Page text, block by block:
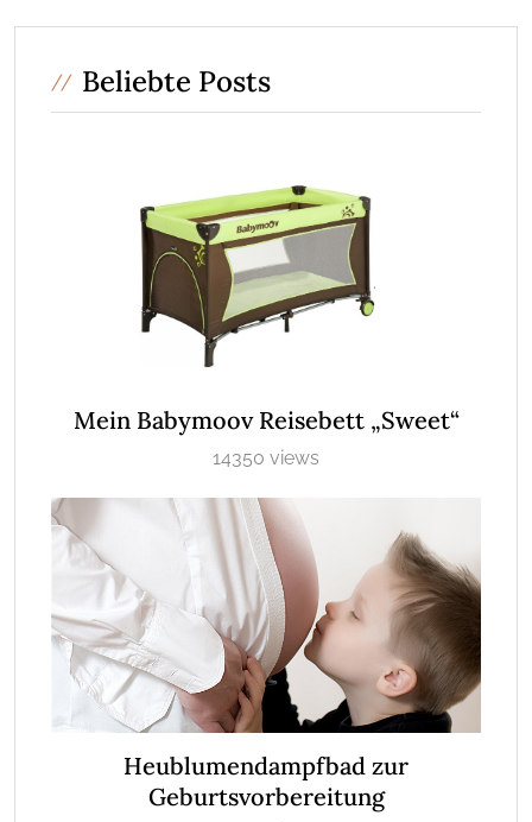
Beliebte Posts
Mein Babymoov Reisebett „Sweet“
14350 views
Heublumendampfbad zur
Geburtsvorbereitung